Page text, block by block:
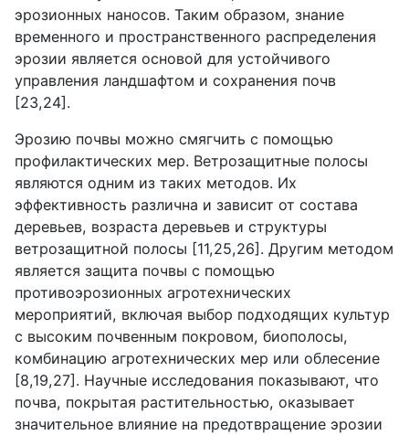
эрозионных наносов. Таким образом, знание
временного и пространственного распределения
эрозии является основой для устойчивого
управления ландшафтом и сохранения почв
[23,24].
Эрозию почвы можно смягчить с помощью
профилактических мер. Ветрозащитные полосы
являются одним из таких методов. Их
эффективность различна и зависит от состава
деревьев, возраста деревьев и структуры
ветрозащитной полосы [11,25,26]. Другим методом
является защита почвы с помощью
противоэрозионных агротехнических
мероприятий, включая выбор подходящих культур
с высоким почвенным покровом, биополосы,
комбинацию агротехнических мер или облесение
[8,19,27]. Научные исследования показывают, что
почва, покрытая растительностью, оказывает
значительное влияние на предотвращение эрозии